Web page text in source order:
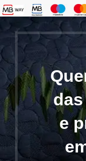
e